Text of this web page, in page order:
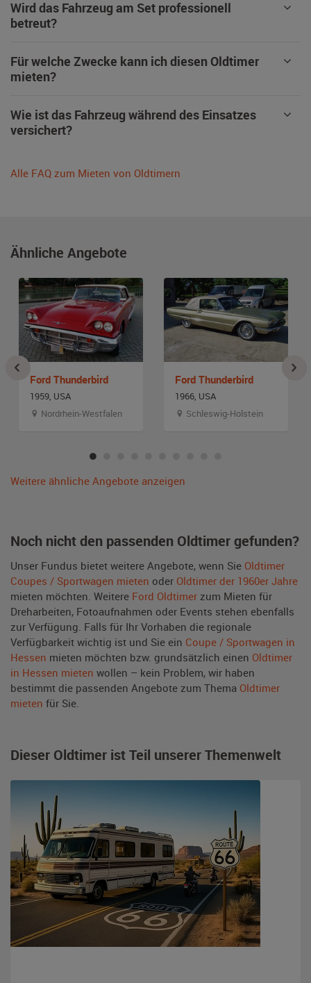
Wird das Fahrzeug am Set professionell
betreut?
Für welche Zwecke kann ich diesen Oldtimer
mieten?
Wie ist das Fahrzeug während des Einsatzes
versichert?
Alle FAQ zum Mieten von Oldtimern
Ähnliche Angebote
Ford Thunderbird
1959, USA
Nordrhein-Westfalen
Ford Thunderbird
1966, USA
Schleswig-Holstein
Weitere ähnliche Angebote anzeigen
Noch nicht den passenden Oldtimer gefunden?
Unser Fundus bietet weitere Angebote, wenn Sie Oldtimer
Coupes / Sportwagen mieten oder Oldtimer der 1960er Jahre
mieten möchten. Weitere Ford Oldtimer zum Mieten für
Dreharbeiten, Fotoaufnahmen oder Events stehen ebenfalls
zur Verfügung. Falls für Ihr Vorhaben die regionale
Verfügbarkeit wichtig ist und Sie ein Coupe / Sportwagen in
Hessen mieten möchten bzw. grundsätzlich einen Oldtimer
in Hessen mieten wollen – kein Problem, wir haben
bestimmt die passenden Angebote zum Thema Oldtimer
mieten für Sie.
Dieser Oldtimer ist Teil unserer Themenwelt